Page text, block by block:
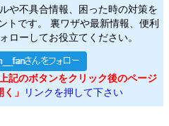
や不具合情報、困った時の対策を
トです。 裏ワザや最新情報、便利
ローしてお役立てください。
記のボタンをクリック後のページ
」 リンクを押して下さい